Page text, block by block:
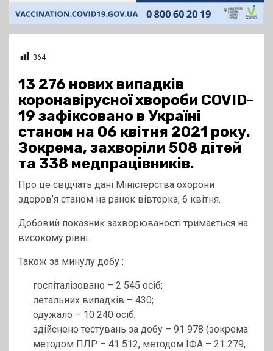
364
13 276 нових випадків
коронавірусної хвороби COVID-
19 зафіксовано в Україні
станом на 06 квітня 2021 року.
Зокрема, захворіли 508 дітей
та 338 медпрацівників.
Про це свідчать дані Міністерства охорони
здоров’я станом на ранок вівторка, 6 квітня.
Добовий показник захворюваності тримається на
високому рівні.
Також за минулу добу :
госпіталізовано – 2 545 осіб;
летальних випадків – 430;
одужало – 10 240 осіб;
здійснено тестувань за добу – 91 978 (зокрема
методом ПЛР – 41 512, методом ІФА – 21 279,